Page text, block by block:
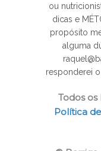
ou
dicas e
propósito
alguma
responderei
Todos os
Política